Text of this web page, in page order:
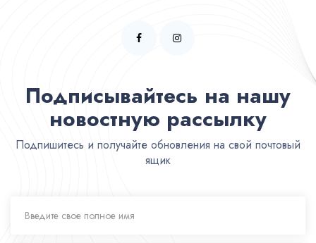
Подписывайтесь на нашу
новостную рассылку
Подпишитесь и получайте обновления на свой почтовый
ящик